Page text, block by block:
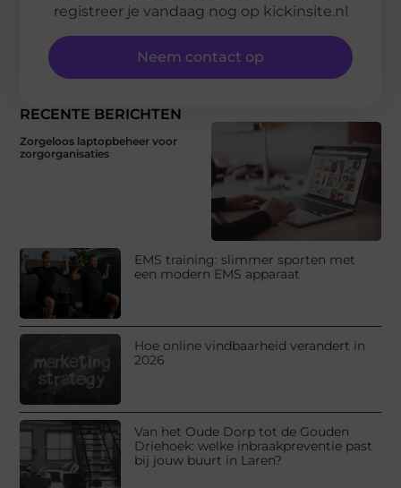
RECENTE BERICHTEN
Zorgeloos laptopbeheer voor
zorgorganisaties
EMS training: slimmer sporten met
een modern EMS apparaat
Hoe online vindbaarheid verandert in
2026
Van het Oude Dorp tot de Gouden
Driehoek: welke inbraakpreventie past
bij jouw buurt in Laren?
registreer je vandaag nog op kickinsite.nl
Neem contact op